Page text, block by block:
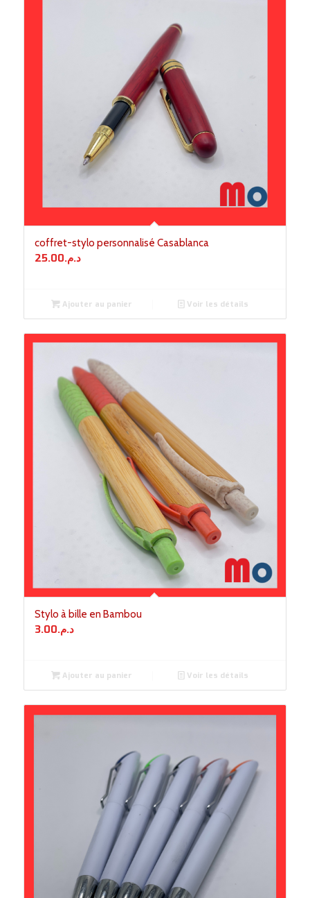
coffret-stylo personnalisé Casablanca
د.م.25.00
Ajouter au panier Voir les détails
Stylo à bille en Bambou
د.م.3.00
Ajouter au panier Voir les détails